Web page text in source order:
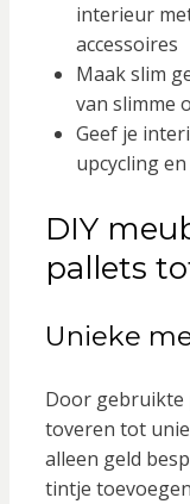
interieur
accessoires
Maak slim
van slimme
Geef je
upcycling
DIY
pallets
Unieke
Door gebruikte
toveren tot
alleen geld
tintje